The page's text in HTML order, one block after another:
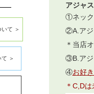
アジャ
①ネック
②A.アジ
＊当店
③B.アジ
④お好
＊C,D
て ＞
＞